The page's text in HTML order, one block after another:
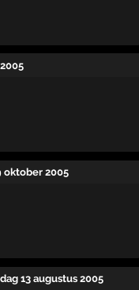
oktober 2005
13 augustus 2005